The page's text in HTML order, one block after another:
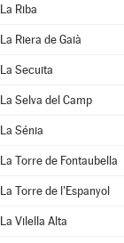
La Riba
La Riera de Gaià
La Secuita
La Selva del Camp
La Sénia
La Torre de Fontaubella
La Torre de l'Espanyol
La Vilella Alta